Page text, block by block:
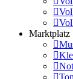
Marktplatz